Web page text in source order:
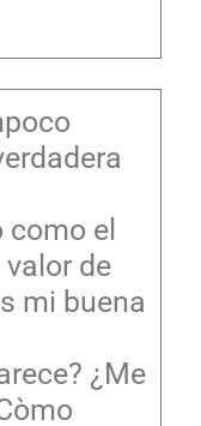
como el
valor de
mi buena
¿Me